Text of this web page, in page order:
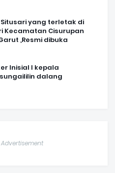
yang terletak di
Kecamatan Cisurupan
,Resmi dibuka
Inisial I kepala
dalang